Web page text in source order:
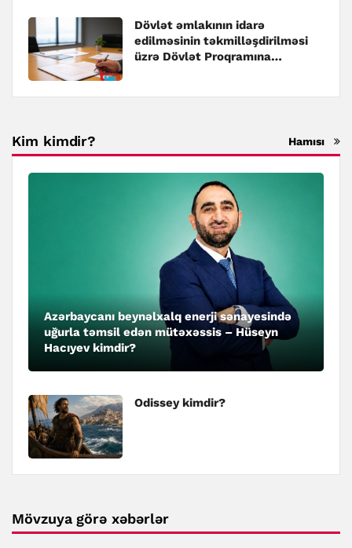
Dövlət əmlakının idarə
edilməsinin təkmilləşdirilməsi
üzrə Dövlət Proqramına
Kim kimdir? Hamısı
Azərbaycanı beynəlxalq enerji sənayesində
uğurla təmsil edən mütəxəssis – Hüseyn
Hacıyev kimdir?
Odissey kimdir?
Mövzuya görə xəbərlər